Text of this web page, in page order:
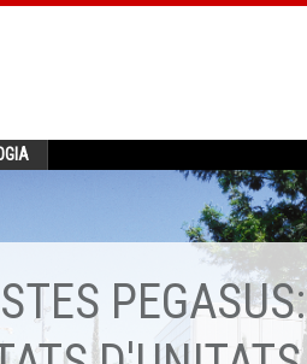
PEGASUS: